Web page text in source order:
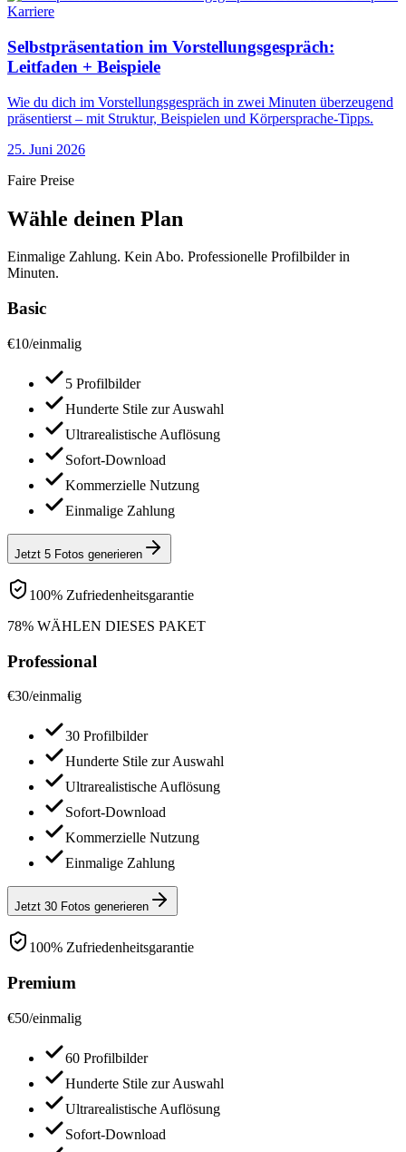
Karriere
Selbstpräsentation im Vorstellungsgespräch:
Leitfaden + Beispiele
Wie du dich im Vorstellungsgespräch in zwei Minuten überzeugend
präsentierst – mit Struktur, Beispielen und Körpersprache-Tipps.
25. Juni 2026
Faire Preise
Wähle deinen Plan
Einmalige Zahlung. Kein Abo. Professionelle Profilbilder in
Minuten.
Basic
€10/einmalig
5 Profilbilder
Hunderte Stile zur Auswahl
Ultrarealistische Auflösung
Sofort-Download
Kommerzielle Nutzung
Einmalige Zahlung
Jetzt 5 Fotos generieren
100% Zufriedenheitsgarantie
78% WÄHLEN DIESES PAKET
Professional
€30/einmalig
30 Profilbilder
Hunderte Stile zur Auswahl
Ultrarealistische Auflösung
Sofort-Download
Kommerzielle Nutzung
Einmalige Zahlung
Jetzt 30 Fotos generieren
100% Zufriedenheitsgarantie
Premium
€50/einmalig
60 Profilbilder
Hunderte Stile zur Auswahl
Ultrarealistische Auflösung
Sofort-Download